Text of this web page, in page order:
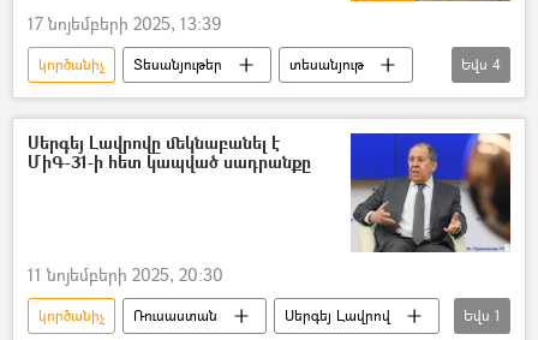
17 նոյեմբերի 2025, 13:39
կործանիչ Տեսանյութեր
տեսանյութ
Ռուսաստան
Սու-57 կործանիչ
Դուբայ
Աբու Դաբի
Եվս 4
Սերգեյ Լավրովը մեկնաբանել է
ՄիԳ-31-ի հետ կապված սադրանքը
11 նոյեմբերի 2025, 20:30
կործանիչ Ռուսաստան
Սերգեյ Լավրով
Եվս 1